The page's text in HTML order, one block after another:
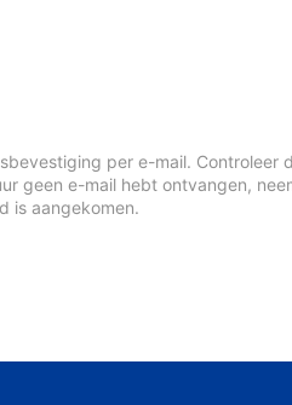
per e-mail. Controleer
geen e-mail hebt ontvangen,
is aangekomen.